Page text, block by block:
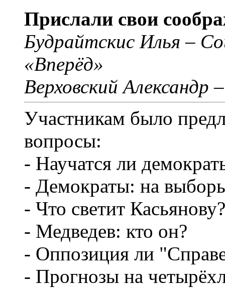
Прислали свои
Будрайтскис Илья –
«Вперёд»
Верховский
Участникам было
вопросы:
- Научатся ли
- Демократы: на
- Что светит Касьянову?
- Медведев: кто он?
- Оппозиция ли
- Прогнозы на